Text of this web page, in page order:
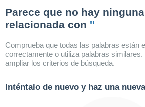
Parece que no hay
relacionada con ''
Comprueba que todas las palabras están
correctamente o utiliza palabras similares.
ampliar los criterios de búsqueda.
Inténtalo de nuevo y haz una